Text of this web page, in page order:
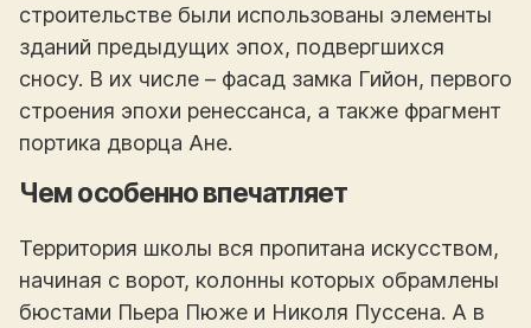
строительстве были использованы элементы
зданий предыдущих эпох, подвергшихся
сносу. В их числе – фасад замка Гийон, первого
строения эпохи ренессанса, а также фрагмент
портика дворца Ане.
Чем особенно впечатляет
Территория школы вся пропитана искусством,
начиная с ворот, колонны которых обрамлены
бюстами Пьера Пюже и Николя Пуссена. А в